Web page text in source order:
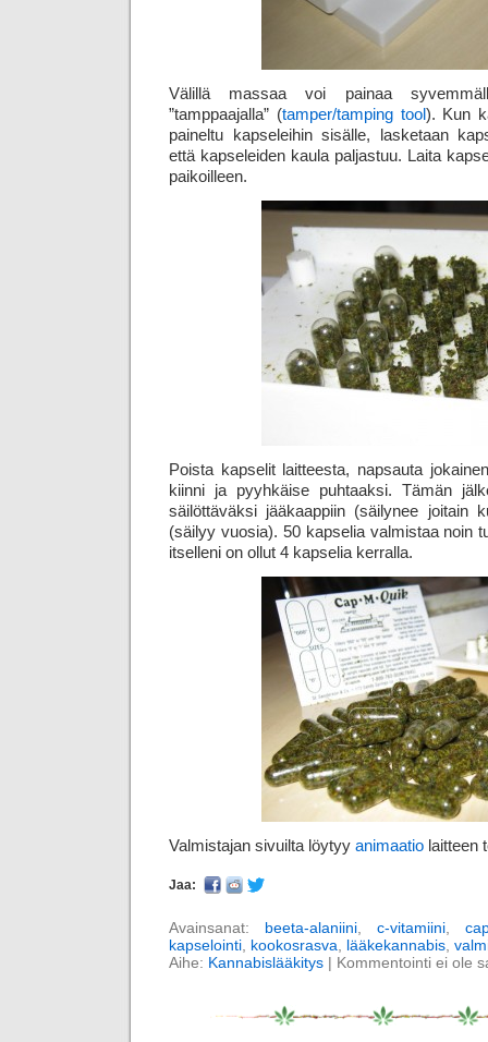
Välillä massaa voi painaa
”tamppaajalla” (tamper/tamping tool). Kun
paineltu kapseleihin sisälle, lasketaan
että kapseleiden kaula paljastuu. Laita
paikoilleen.
Poista kapselit laitteesta, napsauta
kiinni ja pyyhkäise puhtaaksi. Tämän
säilöttäväksi jääkaappiin (säilynee joitain
(säilyy vuosia). 50 kapselia valmistaa noin
itselleni on ollut 4 kapselia kerralla.
Valmistajan sivuilta löytyy animaatio laitteen
Jaa:
Avainsanat: beeta-alaniini c-vitamiini
kapselointi kookosrasva lääkekannabis
Aihe: Kannabislääkitys | Kommentointi ei ole